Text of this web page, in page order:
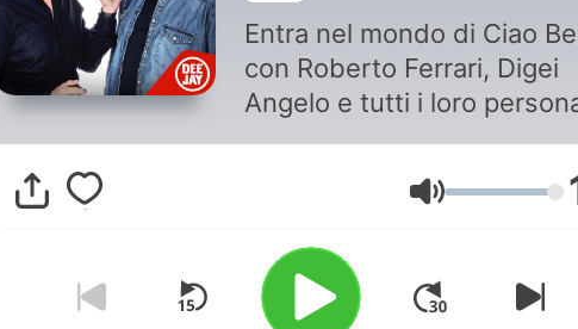
Entra nel mondo di Ciao
con Roberto Ferrari, Digei
Angelo e tutti i loro
Volume